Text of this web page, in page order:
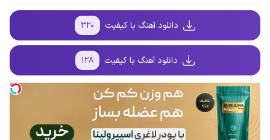
دانلود آهنگ با کیفیت ۳۲۰
دانلود آهنگ با کیفیت ۱۲۸